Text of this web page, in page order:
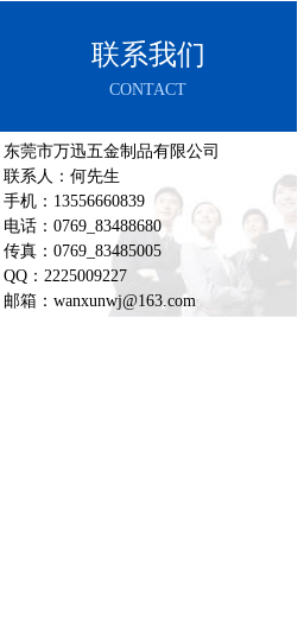
联系我们
CONTACT
东莞市万迅五金制品有限公司
联系人：何先生
手机：13556660839
电话：0769_83488680
传真：0769_83485005
QQ：2225009227
邮箱：wanxunwj@163.com